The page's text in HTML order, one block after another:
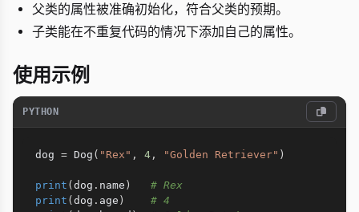
父类的属性被准确初始化，符合父类的预期。
子类能在不重复代码的情况下添加自己的属性。
使用示例
PYTHON
dog = Dog ( "Rex" , 4 , "Golden Retriever" )
print ( dog . name )
# Rex
print ( dog . age )
# 4